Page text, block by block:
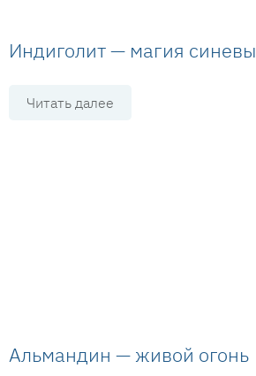
Индиголит — магия синевы
Читать далее
Альмандин — живой огонь